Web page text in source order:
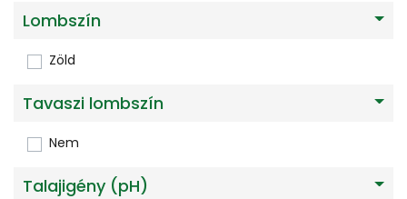
Lombszín
Zöld
Tavaszi lombszín
Nem
Talajigény (pH)